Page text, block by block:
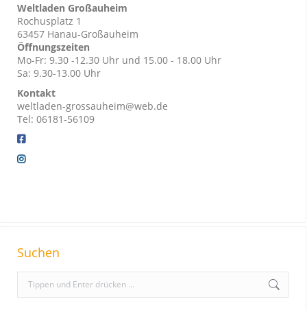
Weltladen Großauheim
Rochusplatz 1
63457 Hanau-Großauheim
Öffnungszeiten
Mo-Fr: 9.30 -12.30 Uhr und 15.00 - 18.00 Uhr
Sa: 9.30-13.00 Uhr
Kontakt
weltladen-grossauheim@web.de
Tel: 06181-56109
Suchen
e